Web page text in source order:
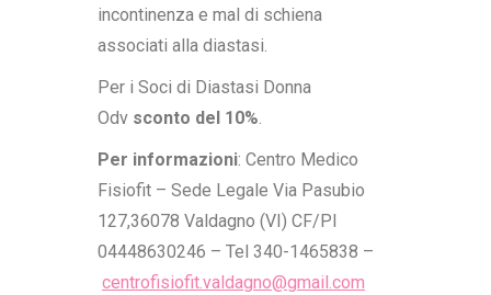
incontinenza e mal di schiena
associati alla diastasi.
Per i Soci di Diastasi Donna
Odv sconto del 10%.
Per informazioni: Centro Medico
Fisiofit – Sede Legale Via Pasubio
127,36078 Valdagno (VI) CF/PI
04448630246 – Tel 340-1465838 –
centrofisiofit.valdagno@gmail.com